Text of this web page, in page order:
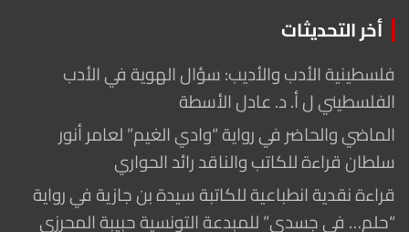
أخر التحديثات
فلسطينية الأدب والأديب: سؤال الهوية في الأدب
الفلسطيني ل أ. د. عادل الأسطة
الماضي والحاضر في رواية “وادي الغيم” لعامر أنور
سلطان قراءة للكاتب والناقد رائد الحواري
قراءة نقدية انطباعية للكاتبة سيدة بن جازية في رواية
“حلم… في جسدي” للمبدعة التونسية حبيبة المحرزي